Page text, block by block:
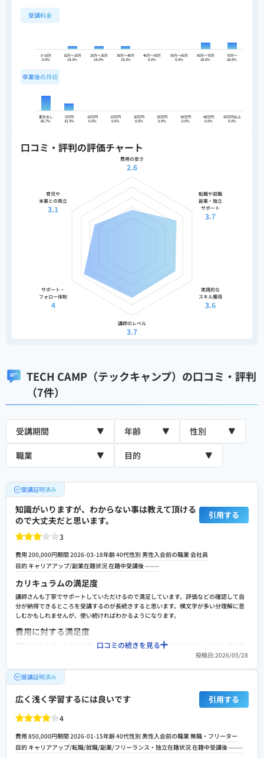
受講料金
5~10万
0.0%
10万〜20万
14.3%
20万〜30万
14.3%
30万〜40万
14.3%
40万〜50万
0.0%
50万〜60万
0.0%
60万〜70万
28.6%
70万〜
28.6%
卒業後の月収
変化なし
66.7%
5万円
33.3%
10万円
0.0%
15万円
0.0%
20万円
0.0%
25万円
0.0%
30万円
0.0%
40万円
0.0%
50万円以上
0.0%
口コミ・評判の評価チャート
費用の安さ
2.6
育児や
本業との両立
3.1
転職や就職
副業・独立
サポート
3.7
サポート・
フォロー体制
4
実践的な
スキル獲得
3.6
講師のレベル
3.7
TECH CAMP（テックキャンプ）の口コミ・評判
（7件）
受講証明済み
知識がいりますが、わからない事は教えて頂ける
ので大丈夫だと思います。
引用する
3
費用 200,000円期間 2026-03-18年齢 40代性別 男性入会前の職業 会社員
目的 キャリアアップ/副業在籍状況 在籍中受講後------
カリキュラムの満足度
講師さんも丁寧でサポートしていただけるので満足しています。評価などの確認して自
分が納得できるところを受講するのが長続きすると思います。横文字が多い分理解に苦
しむかもしれませんが、使い続ければわかるようになります。
費用に対する満足度
費用は似たり寄ったりだと思いますが、無理なく出来る範囲内だとおもいます。案内紹
介などをしっかり確認することが重要で自分に合った場所を探すことから始めましょ
転職や就職/副業・独立サポートの満足度
副業程度で考えて始めました。一人前になるまではかなり時間を要すると思い。自分の
スキルアップ程度に考えるのがよいと思います。求人などをみてもこれからの時代はAI
が入ってくる時代です。先に知識をいれれば波に乗り遅れずいけるでしょう。
改善ポイントは思いつきません。満足していますし、案件紹介やコミニティを利用しス
キルアップしていければよいと考えています。無駄にならないようにしていければこれ
口コミの続きを見る
投稿日:2026/05/28
受講証明済み
広く浅く学習するには良いです 引用する
4
費用 850,000円期間 2026-01-15年齢 40代性別 男性入会前の職業 無職・フリーター
目的 キャリアアップ/転職/就職/副業/フリーランス・独立在籍状況 在籍中受講後------